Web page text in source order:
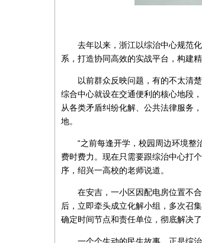
去年以来，浙江以综治中心规范
系，打造协同高效的实战平台，构建
以前群众反映问题，有的不太清
综合中心就设在交通便利的核心地段
从各类矛盾纠纷化解、公共法律服务
地。
“之前每逢开学，校园周边环境
费时费力。现在只需要跟综治中心打
序，绍兴一高校的老师说道。
在安吉，一小区因配电房位置不
后，立即牵头成立化解小组，多次召
确定时间节点和责任单位，彻底解决